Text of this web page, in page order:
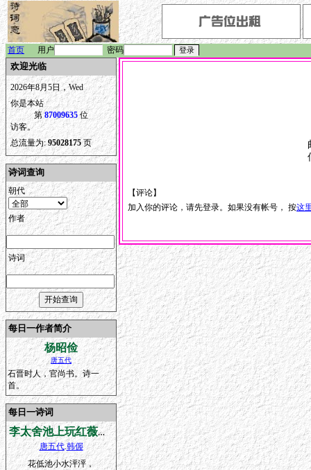
首页 用户 密码
欢迎光临
2026年8月5日，Wed
你是本站
第87009635位
访客。
总流量为:95028175 页
诗词查询
朝代
作者
诗词
每日一作者简介
杨昭俭
唐五代
石晋时人，官尚书。诗一
首。
每日一诗词
李太舍池上玩红薇醉题
唐五代.韩偓
花低池小水泙泙，
【评论】
加入你的评论，请先登录。如果没有帐号， 按这